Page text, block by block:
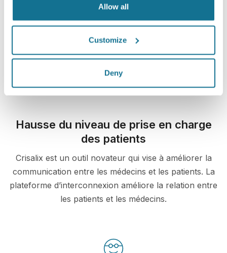
Allow all
Customize
Deny
Consultation 3D pour le corps
Découvrez votre nouvelle apparence dès
maintenant !
Hausse du niveau de prise en charge
des patients
Crisalix est un outil novateur qui vise à améliorer la
communication entre les médecins et les patients. La
plateforme d’interconnexion améliore la relation entre
les patients et les médecins.